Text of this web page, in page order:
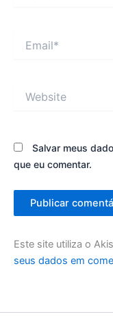
Salvar meus
que eu comentar.
Este site utiliza o
seus dados em